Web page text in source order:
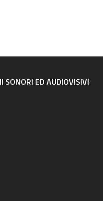
SONORI ED AUDIOVISIVI